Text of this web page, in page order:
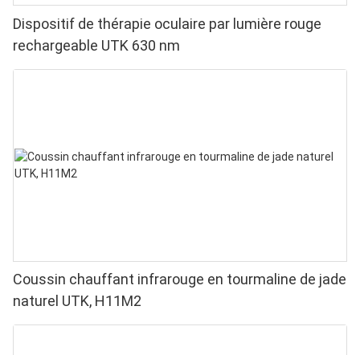
Dispositif de thérapie oculaire par lumière rouge
rechargeable UTK 630 nm
Coussin chauffant infrarouge en tourmaline de jade
naturel UTK, H11M2